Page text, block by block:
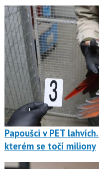
Papoušci v PET
kterém se točí miliony